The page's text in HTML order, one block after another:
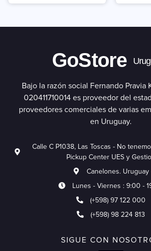
GoStore
Bajo la razón social Fernando Pravia
020411710014 es proveedor del
proveedores comerciales de varias
en Uruguay.
Calle C P1038, Las Toscas - No
Pickup Center UES y
Canelones. Uruguay
Lunes - Viernes : 9:00 -
(+598) 97 122 000
(+598) 98 224 813
SIGUE CON